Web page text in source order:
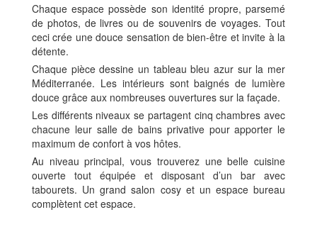
Chaque espace possède son identité propre, parsemé
de photos, de livres ou de souvenirs de voyages. Tout
ceci crée une douce sensation de bien-être et invite à la
détente.
Chaque pièce dessine un tableau bleu azur sur la mer
Méditerranée. Les intérieurs sont baignés de lumière
douce grâce aux nombreuses ouvertures sur la façade.
Les différents niveaux se partagent cinq chambres avec
chacune leur salle de bains privative pour apporter le
maximum de confort à vos hôtes.
Au niveau principal, vous trouverez une belle cuisine
ouverte tout équipée et disposant d’un bar avec
tabourets. Un grand salon cosy et un espace bureau
complètent cet espace.